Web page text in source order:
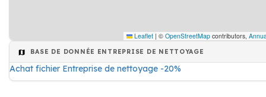
Leaflet | © OpenStreetMap contributors,
BASE DE DONNÉE ENTREPRISE DE NETTOYAGE
Achat fichier Entreprise de nettoyage -20%